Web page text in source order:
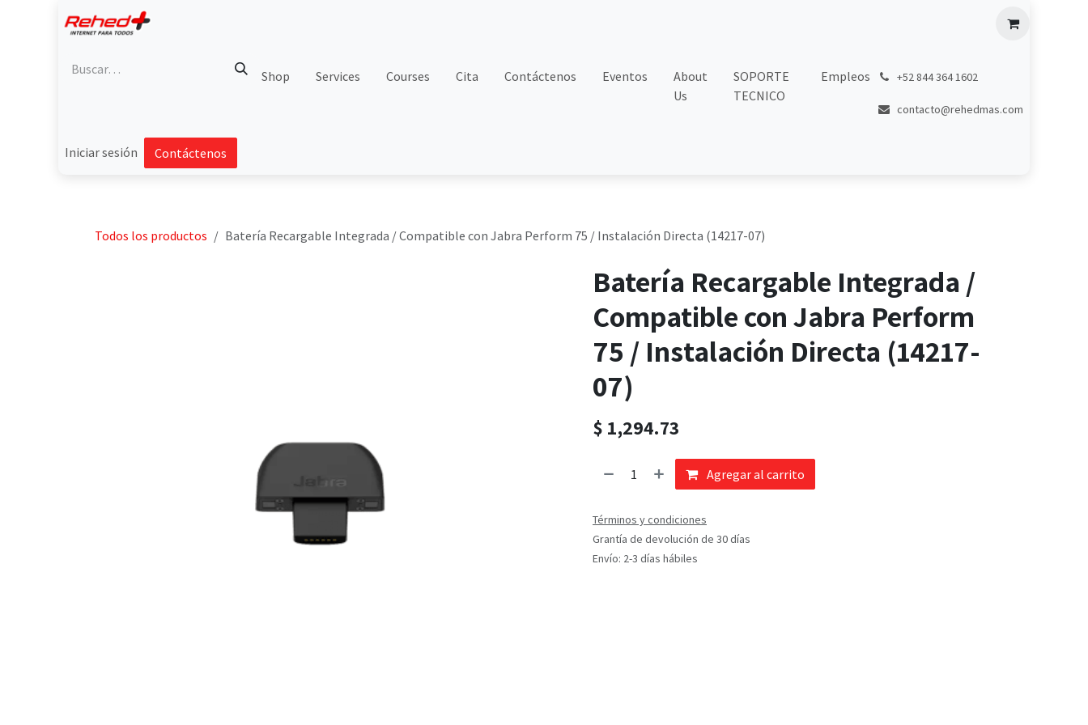
Shop Services Courses Cita Contáctenos Eventos
About
Us
SOPORTE
TECNICO
Empleos +52 844 364 1602
contacto@rehedmas.com
Iniciar sesión Contáctenos
Todos los productos Batería Recargable Integrada / Compatible con Jabra Perform 75 / Instalación Directa (14217-07)
Batería Recargable Integrada /
Compatible con Jabra Perform
75 / Instalación Directa (14217-
07)
$ 1,294.73
Agregar al carrito
Términos y condiciones
Grantía de devolución de 30 días
Envío: 2-3 días hábiles